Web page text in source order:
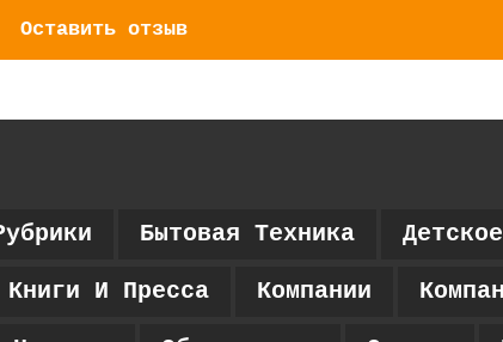
Оставить отзыв
Бытовая Техника Детское
Книги И Пресса Компании